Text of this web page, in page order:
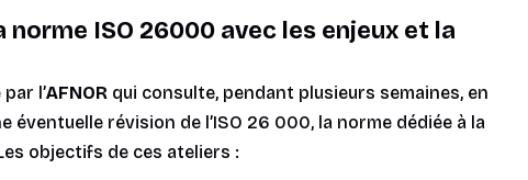
ISO 26000 avec les enjeux et la
l’AFNOR qui consulte, pendant plusieurs semaines, en
éventuelle révision de l’ISO 26 000, la norme dédiée à la
objectifs de ces ateliers :